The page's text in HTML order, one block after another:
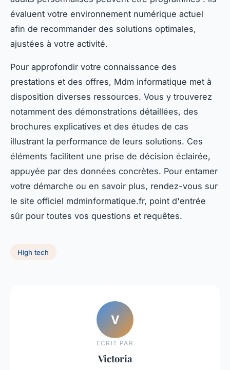
évaluent votre environnement numérique actuel
afin de recommander des solutions optimales,
ajustées à votre activité.
Pour approfondir votre connaissance des
prestations et des offres, Mdm informatique met à
disposition diverses ressources. Vous y trouverez
notamment des démonstrations détaillées, des
brochures explicatives et des études de cas
illustrant la performance de leurs solutions. Ces
éléments facilitent une prise de décision éclairée,
appuyée par des données concrètes. Pour entamer
votre démarche ou en savoir plus, rendez-vous sur
le site officiel mdminformatique.fr, point d'entrée
sûr pour toutes vos questions et requêtes.
High tech
V
ECRIT PAR
Victoria